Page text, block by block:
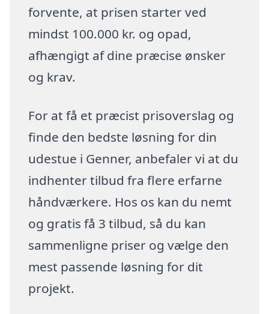
forvente, at prisen starter ved
mindst 100.000 kr. og opad,
afhængigt af dine præcise ønsker
og krav.
For at få et præcist prisoverslag og
finde den bedste løsning for din
udestue i Genner, anbefaler vi at du
indhenter tilbud fra flere erfarne
håndværkere. Hos os kan du nemt
og gratis få 3 tilbud, så du kan
sammenligne priser og vælge den
mest passende løsning for dit
projekt.